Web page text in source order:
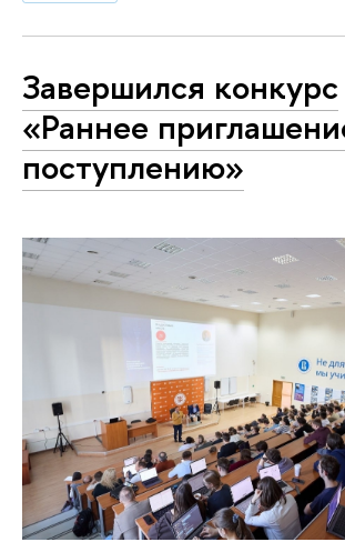
Завершился конкурс
«Раннее
поступлению»